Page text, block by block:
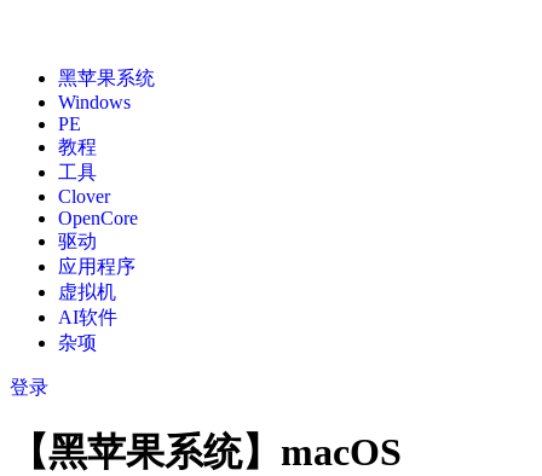
黑苹果系统
Windows
PE
教程
工具
Clover
OpenCore
驱动
应用程序
虚拟机
AI软件
杂项
登录
【黑苹果系统】macOS